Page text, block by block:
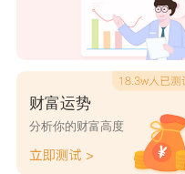
财富运势
分析你的财富高度